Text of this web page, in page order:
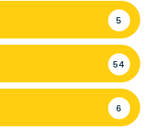
5
54
6